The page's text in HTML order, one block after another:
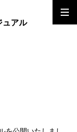
ュアル